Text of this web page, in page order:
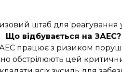
штаб для реагування
Що відбувається на ЗАЕС?
працює з ризиком
обстрілюють цей